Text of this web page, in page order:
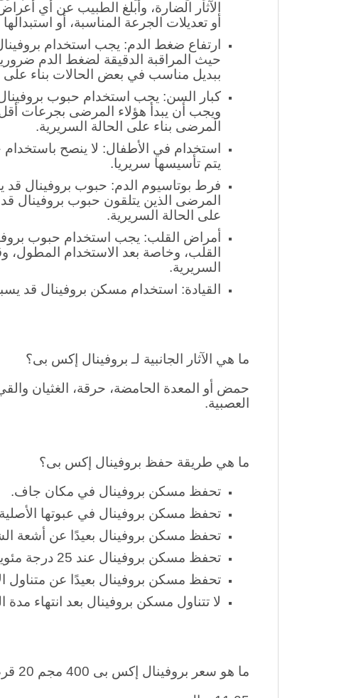
أمراض الكلى أو الكبد: يجب استخدام
الآثار الضارة، وأبلغ الطبيب عن أي
أو تعديلات الجرعة المناسبة، أو
ارتفاع ضغط الدم: يجب استخدام
حيث المراقبة الدقيقة لضغط الدم
ببديل مناسب في بعض الحالات بناء على
ويجب أن يبدأ هؤلاء المرضى بجرعات أقل
المرضى بناء على الحالة السريرية.
يتم تأسيسها سريريا.
فرط بوتاسيوم الدم: حبوب بروفينال
المرضى الذين يتلقون حبوب بروفينال
على الحالة السريرية.
أمراض القلب: يجب استخدام حبوب
القلب، وخاصة بعد الاستخدام المطول،
السريرية.
ما هي الآثار الجانبية لـ بروفينال إكس بى؟
حمض أو المعدة الحامضة، حرقة، الغثيان
ما هي طريقة حفظ بروفينال إكس بى؟
تحفظ مسكن بروفينال في مكان جاف.
تحفظ مسكن بروفينال في عبوتها
تحفظ مسكن بروفينال بعيدًا عن أشعة
تحفظ مسكن بروفينال عند 25 درجة مئوية.
تحفظ مسكن بروفينال بعيدًا عن متناول
ما هو سعر بروفينال إكس بى 400 مجم 20 قرص؟